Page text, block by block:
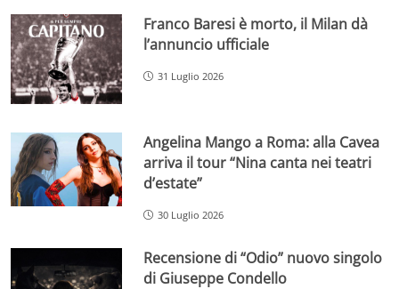
Franco Baresi è morto, il Milan dà
l’annuncio ufficiale
31 Luglio 2026
Angelina Mango a Roma: alla Cavea
arriva il tour “Nina canta nei teatri
d’estate”
30 Luglio 2026
Recensione di “Odio” nuovo singolo
di Giuseppe Condello